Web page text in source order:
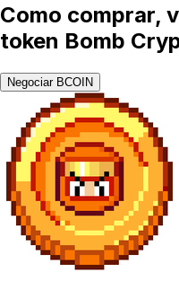
Como comprar,
token Bomb
Negociar BCOIN